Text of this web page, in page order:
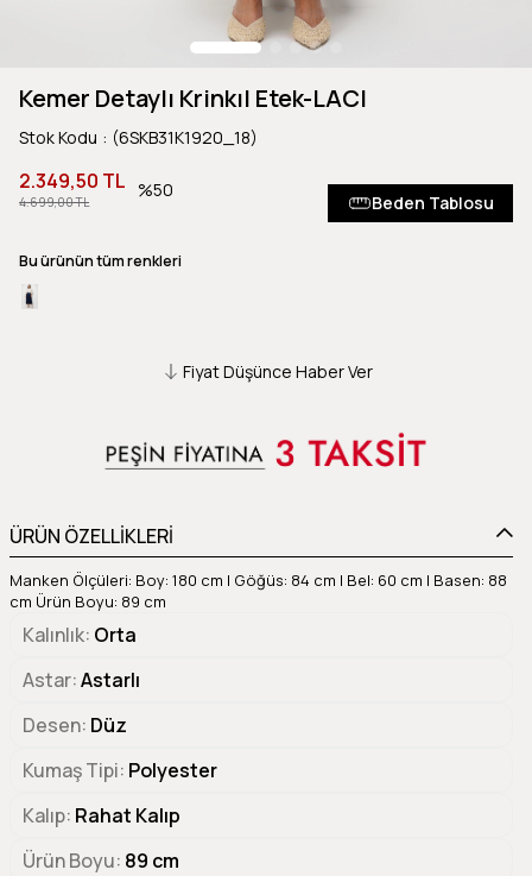
Kemer Detaylı Krinkıl Etek-LACI
Stok Kodu (6SKB31K1920_18)
4.699,00 TL
2.349,50 TL 50
Beden Tablosu
Bu ürünün tüm renkleri
Fiyat Düşünce Haber Ver
ÜRÜN ÖZELLİKLERİ
Manken Ölçüleri: Boy: 180 cm | Göğüs: 84 cm | Bel: 60 cm | Basen: 88
cm Ürün Boyu: 89 cm
Kalınlık Orta
Astar Astarlı
Desen Düz
Kumaş Tipi Polyester
Kalıp Rahat Kalıp
Ürün Boyu 89 cm